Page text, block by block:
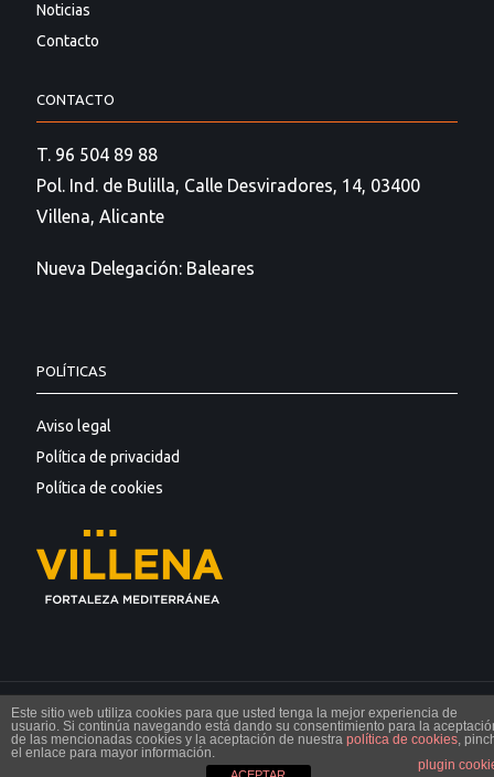
Noticias
Contacto
CONTACTO
T. 96 504 89 88
Pol. Ind. de Bulilla, Calle Desviradores, 14, 03400
Villena, Alicante
Nueva Delegación: Baleares
POLÍTICAS
Aviso legal
Política de privacidad
Política de cookies
© Incaire 2018
Este sitio web utiliza cookies para que usted tenga la mejor experiencia de
usuario. Si continúa navegando está dando su consentimiento para la
de las mencionadas cookies y la aceptación de nuestra política de cookies,
el enlace para mayor información.
plugin